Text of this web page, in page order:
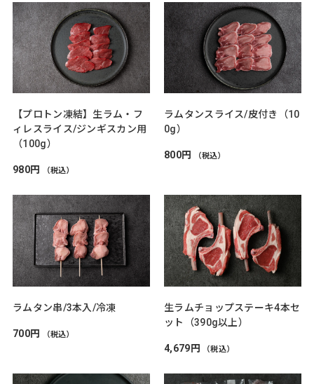
【プロトン凍結】生ラム・フ
ィレスライス/ジンギスカン用
（100g）
980円 （税込）
ラムタンスライス/皮付き（10
0g）
800円 （税込）
ラムタン串/3本入/冷凍
700円 （税込）
生ラムチョップステーキ4本セ
ット（390g以上）
4,679円 （税込）